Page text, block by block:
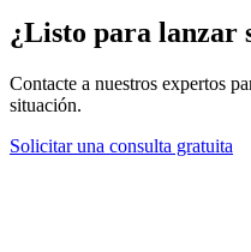
¿Listo para lanzar
Contacte a nuestros expertos
situación.
Solicitar una consulta gratuita